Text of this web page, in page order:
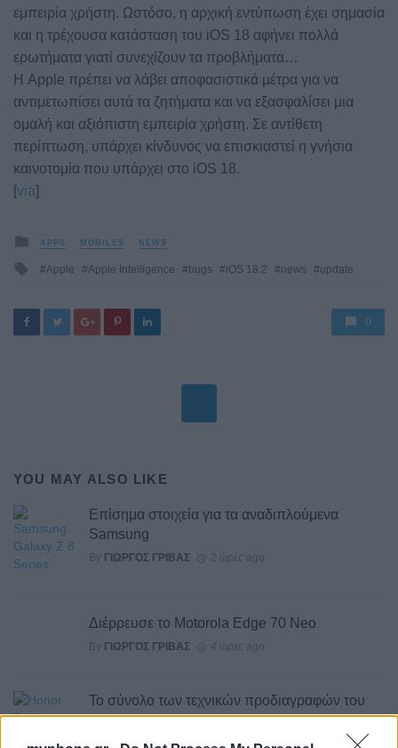
εμπειρία χρήστη. Ωστόσο, η αρχική εντύπωση έχει σημασία
και η τρέχουσα κατάσταση του iOS 18 αφήνει πολλά
ερωτήματα γιατί συνεχίζουν τα προβλήματα…
Η Apple πρέπει να λάβει αποφασιστικά μέτρα για να
αντιμετωπίσει αυτά τα ζητήματα και να εξασφαλίσει μια
ομαλή και αξιόπιστη εμπειρία χρήστη. Σε αντίθετη
περίπτωση, υπάρχει κίνδυνος να επισκιαστεί η γνήσια
καινοτομία που υπάρχει στο iOS 18.
[via]
Posted
in
APPS MOBILES NEWS
Tagged
Apple Apple Intelligence bugs iOS 18.2 news update
0
YOU MAY ALSO LIKE
Επίσημα στοιχεία για τα αναδιπλούμενα
Samsung
By ΓΙΏΡΓΟΣ ΓΡΊΒΑΣ 2 ώρες ago
Διέρρευσε το Motorola Edge 70 Neo
By ΓΙΏΡΓΟΣ ΓΡΊΒΑΣ 4 ώρες ago
Το σύνολο των τεχνικών προδιαγραφών του
Robot Phone
ByΓΙΏΡΓΟΣ ΓΡΊΒΑΣ 1 ημέρα ago